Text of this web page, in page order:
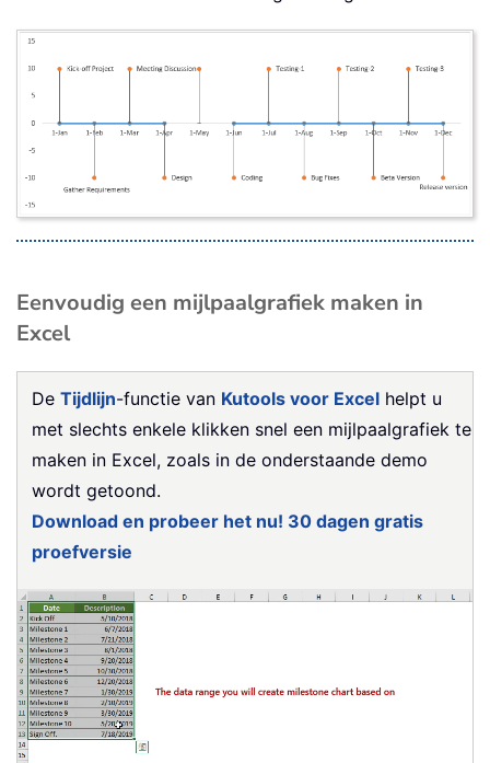
Eenvoudig een mijlpaalgrafiek maken in
Excel
De Tijdlijn-functie van Kutools voor Excel helpt u
met slechts enkele klikken snel een mijlpaalgrafiek te
maken in Excel, zoals in de onderstaande demo
wordt getoond.
Download en probeer het nu! 30 dagen gratis
proefversie